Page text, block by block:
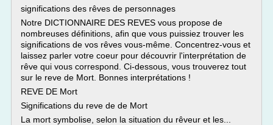
significations des rêves de personnages
Notre DICTIONNAIRE DES REVES vous propose de
nombreuses définitions, afin que vous puissiez trouver les
significations de vos rêves vous-même. Concentrez-vous et
laissez parler votre coeur pour découvrir l'interprétation de
rêve qui vous correspond. Ci-dessous, vous trouverez tout
sur le reve de Mort. Bonnes interprétations !
REVE DE Mort
Significations du reve de de Mort
La mort symbolise, selon la situation du rêveur et les...